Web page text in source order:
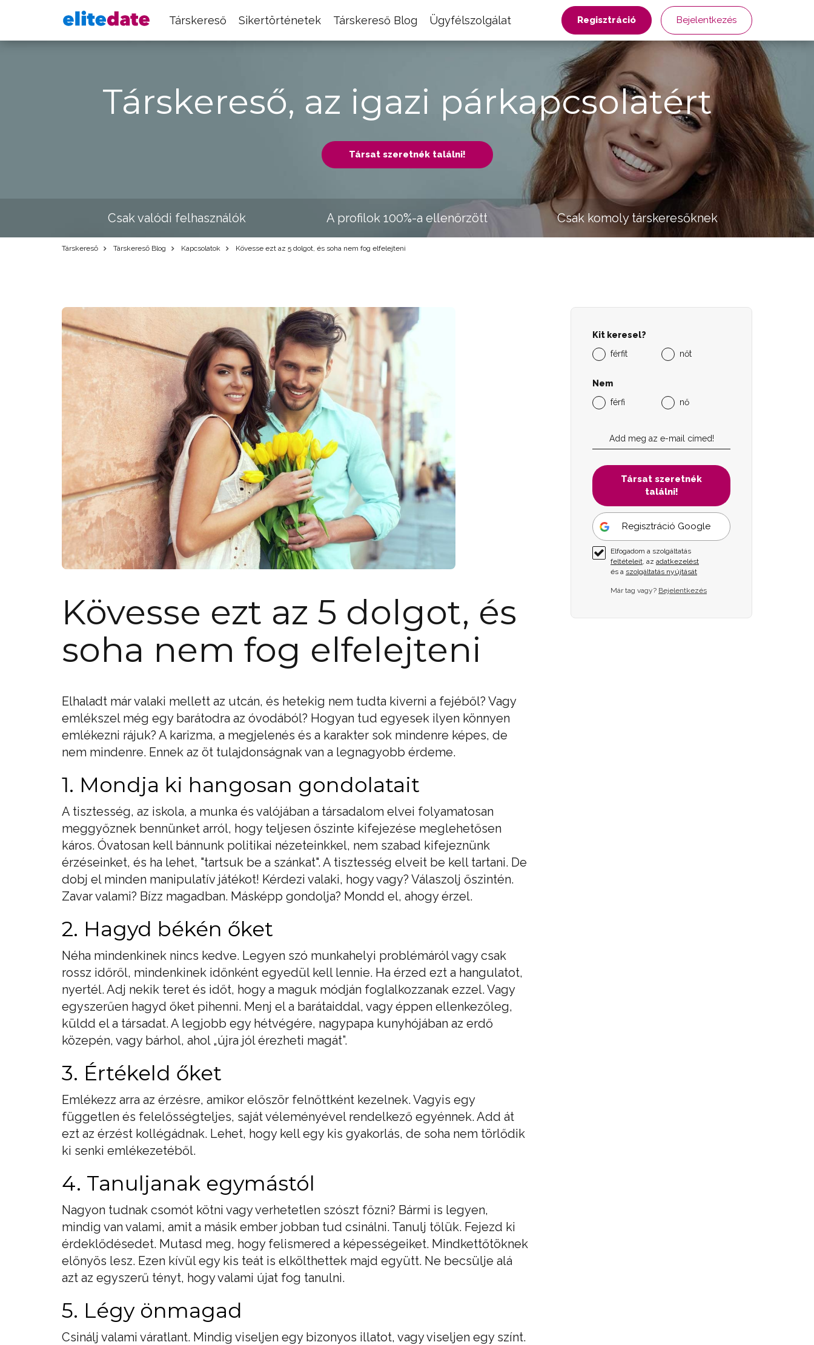
Társkereső Sikertörténetek Társkereső Blog Ügyfélszolgálat Regisztráció Bejelentkezés
Társkereső, az igazi párkapcsolatért
Társat szeretnék találni!
Csak valódi felhasználók A profilok 100%-a ellenőrzött Csak komoly társkeresőknek
Társkereső Társkereső Blog Kapcsolatok Kövesse ezt az 5 dolgot, és soha nem fog elfelejteni
Kövesse ezt az 5 dolgot, és
soha nem fog elfelejteni
Elhaladt már valaki mellett az utcán, és hetekig nem tudta kiverni a fejéből? Vagy
emlékszel még egy barátodra az óvodából? Hogyan tud egyesek ilyen könnyen
emlékezni rájuk? A karizma, a megjelenés és a karakter sok mindenre képes, de
nem mindenre. Ennek az öt tulajdonságnak van a legnagyobb érdeme.
1. Mondja ki hangosan gondolatait
A tisztesség, az iskola, a munka és valójában a társadalom elvei folyamatosan
meggyőznek bennünket arról, hogy teljesen őszinte kifejezése meglehetősen
káros. Óvatosan kell bánnunk politikai nézeteinkkel, nem szabad kifejeznünk
érzéseinket, és ha lehet, "tartsuk be a szánkat". A tisztesség elveit be kell tartani. De
dobj el minden manipulatív játékot! Kérdezi valaki, hogy vagy? Válaszolj őszintén.
Zavar valami? Bízz magadban. Másképp gondolja? Mondd el, ahogy érzel.
2. Hagyd békén őket
Néha mindenkinek nincs kedve. Legyen szó munkahelyi problémáról vagy csak
rossz időről, mindenkinek időnként egyedül kell lennie. Ha érzed ezt a hangulatot,
nyertél. Adj nekik teret és időt, hogy a maguk módján foglalkozzanak ezzel. Vagy
egyszerűen hagyd őket pihenni. Menj el a barátaiddal, vagy éppen ellenkezőleg,
küldd el a társadat. A legjobb egy hétvégére, nagypapa kunyhójában az erdő
közepén, vagy bárhol, ahol „újra jól érezheti magát”.
3. Értékeld őket
Emlékezz arra az érzésre, amikor először felnőttként kezelnek. Vagyis egy
független és felelősségteljes, saját véleményével rendelkező egyénnek. Add át
ezt az érzést kollégádnak. Lehet, hogy kell egy kis gyakorlás, de soha nem törlődik
ki senki emlékezetéből.
4. Tanuljanak egymástól
Nagyon tudnak csomót kötni vagy verhetetlen szószt főzni? Bármi is legyen,
mindig van valami, amit a másik ember jobban tud csinálni. Tanulj tőlük. Fejezd ki
érdeklődésedet. Mutasd meg, hogy felismered a képességeiket. Mindkettőtöknek
előnyös lesz. Ezen kívül egy kis teát is elkölthettek majd együtt. Ne becsülje alá
azt az egyszerű tényt, hogy valami újat fog tanulni.
5. Légy önmagad
Csinálj valami váratlant. Mindig viseljen egy bizonyos illatot, vagy viseljen egy színt.
Kit keresel?
férfit
nőt
Nem
férfi
nő
Társat szeretnék
találni!
Regisztráció Google
Elfogadom a szolgáltatás
feltételeit, az adatkezelést
és a szolgáltatás nyújtását
Már tag vagy? Bejelentkezés